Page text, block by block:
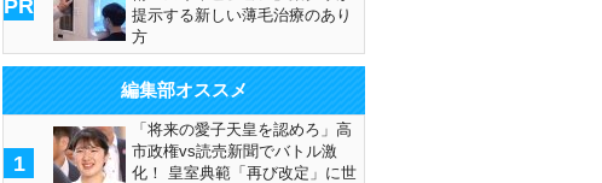
PR
提示する新しい薄毛治療のあり
方
編集部オススメ
1
「将来の愛子天皇を認めろ」高
市政権vs読売新聞でバトル激
化！ 皇室典範「再び改定」に世